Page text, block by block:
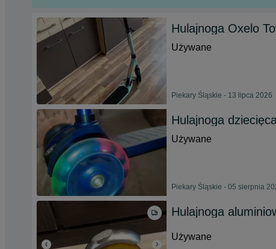
Hulajnoga Oxelo
Używane
Piekary Śląskie - 13 lipca 2026
Hulajnoga
Używane
Piekary Śląskie - 05 sierpnia
Hulajnoga
Używane